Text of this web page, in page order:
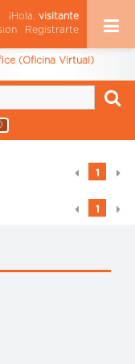
¡Hola, visitante
Registrarte
(Oficina Virtual)
1
1